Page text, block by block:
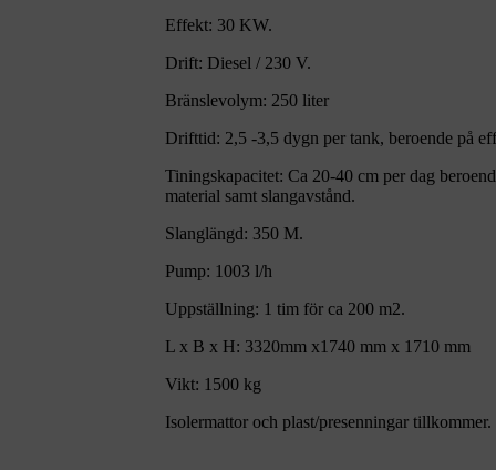
Effekt: 30 KW.
Drift: Diesel / 230 V.
Bränslevolym: 250 liter
Drifttid: 2,5 -3,5 dygn per tank, beroende på
Tiningskapacitet: Ca 20-40 cm per dag
material samt slangavstånd.
Slanglängd: 350 M.
Pump: 1003 l/h
Uppställning: 1 tim för ca 200 m2.
L x B x H: 3320mm x1740 mm x 1710 mm
Vikt: 1500 kg
Isolermattor och plast/presenningar tillkommer.